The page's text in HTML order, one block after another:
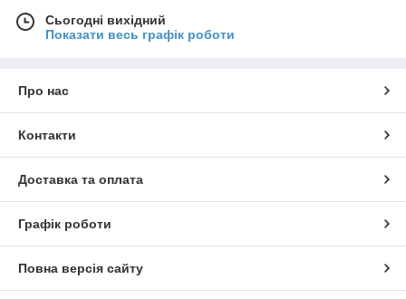
Сьогодні вихідний
Показати весь графік роботи
Про нас
Контакти
Доставка та оплата
Графік роботи
Повна версія сайту